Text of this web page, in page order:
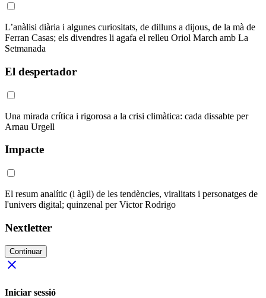
L’anàlisi diària i algunes curiositats, de dilluns a dijous, de la mà de
Ferran Casas; els divendres li agafa el relleu Oriol March amb La
Setmanada
El despertador
Una mirada crítica i rigorosa a la crisi climàtica: cada dissabte per
Arnau Urgell
Impacte
El resum analític (i àgil) de les tendències, viralitats i personatges de
l'univers digital; quinzenal per Victor Rodrigo
Nextletter
Continuar
close
Iniciar sessió